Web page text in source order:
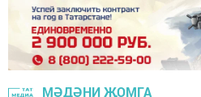
МӘДӘНИ ҖОМГА